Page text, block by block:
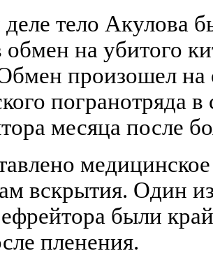
тело Акулова
обмен на убитого
произошел на
погранотряда в
месяца после
вскрытия. Один
были
пленения.